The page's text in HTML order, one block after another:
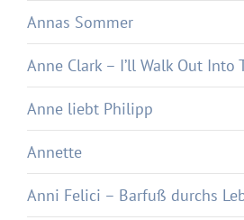
Annas Sommer
Anne Clark – I’ll Walk Out Into
Anne liebt Philipp
Annette
Anni Felici – Barfuß durchs